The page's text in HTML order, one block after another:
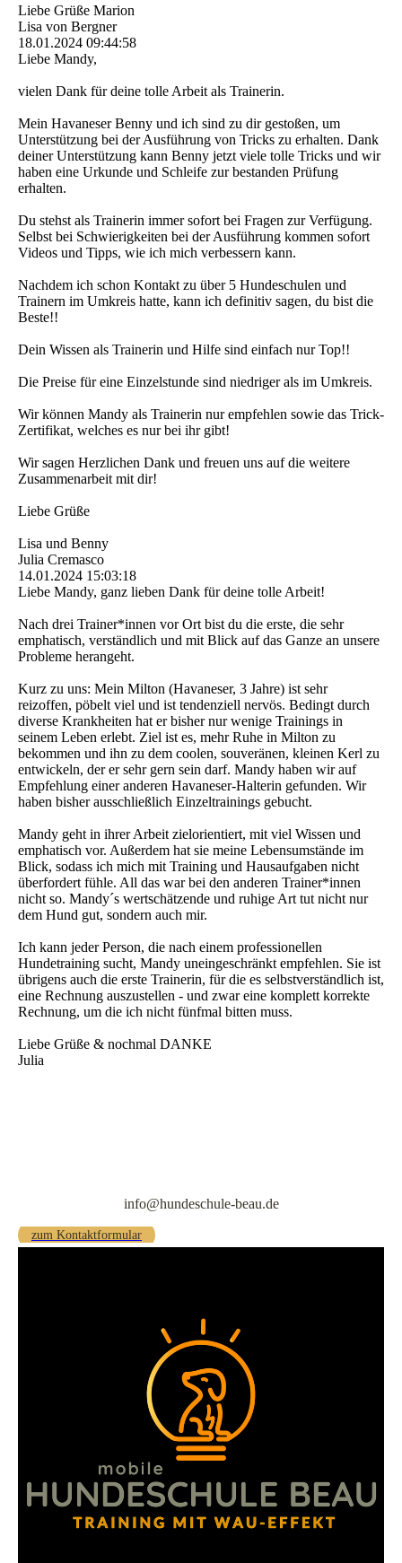
Liebe Grüße Marion
Lisa von Bergner
18.01.2024 09:44:58
Liebe Mandy,
vielen Dank für deine tolle Arbeit als Trainerin.
Mein Havaneser Benny und ich sind zu dir gestoßen, um
Unterstützung bei der Ausführung von Tricks zu erhalten. Dank
deiner Unterstützung kann Benny jetzt viele tolle Tricks und wir
haben eine Urkunde und Schleife zur bestanden Prüfung
erhalten.
Du stehst als Trainerin immer sofort bei Fragen zur Verfügung.
Selbst bei Schwierigkeiten bei der Ausführung kommen sofort
Videos und Tipps, wie ich mich verbessern kann.
Nachdem ich schon Kontakt zu über 5 Hundeschulen und
Trainern im Umkreis hatte, kann ich definitiv sagen, du bist die
Beste!!
Dein Wissen als Trainerin und Hilfe sind einfach nur Top!!
Die Preise für eine Einzelstunde sind niedriger als im Umkreis.
Wir können Mandy als Trainerin nur empfehlen sowie das Trick-
Zertifikat, welches es nur bei ihr gibt!
Wir sagen Herzlichen Dank und freuen uns auf die weitere
Zusammenarbeit mit dir!
Liebe Grüße
Lisa und Benny
Julia Cremasco
14.01.2024 15:03:18
Liebe Mandy, ganz lieben Dank für deine tolle Arbeit!
Nach drei Trainer*innen vor Ort bist du die erste, die sehr
emphatisch, verständlich und mit Blick auf das Ganze an unsere
Probleme herangeht.
Kurz zu uns: Mein Milton (Havaneser, 3 Jahre) ist sehr
reizoffen, pöbelt viel und ist tendenziell nervös. Bedingt durch
diverse Krankheiten hat er bisher nur wenige Trainings in
seinem Leben erlebt. Ziel ist es, mehr Ruhe in Milton zu
bekommen und ihn zu dem coolen, souveränen, kleinen Kerl zu
entwickeln, der er sehr gern sein darf. Mandy haben wir auf
Empfehlung einer anderen Havaneser-Halterin gefunden. Wir
haben bisher ausschließlich Einzeltrainings gebucht.
Mandy geht in ihrer Arbeit zielorientiert, mit viel Wissen und
emphatisch vor. Außerdem hat sie meine Lebensumstände im
Blick, sodass ich mich mit Training und Hausaufgaben nicht
überfordert fühle. All das war bei den anderen Trainer*innen
nicht so. Mandy´s wertschätzende und ruhige Art tut nicht nur
dem Hund gut, sondern auch mir.
Ich kann jeder Person, die nach einem professionellen
Hundetraining sucht, Mandy uneingeschränkt empfehlen. Sie ist
übrigens auch die erste Trainerin, für die es selbstverständlich ist,
eine Rechnung auszustellen - und zwar eine komplett korrekte
Rechnung, um die ich nicht fünfmal bitten muss.
Liebe Grüße & nochmal DANKE
Julia
info@hundeschule-beau.de
zum Kontaktformular